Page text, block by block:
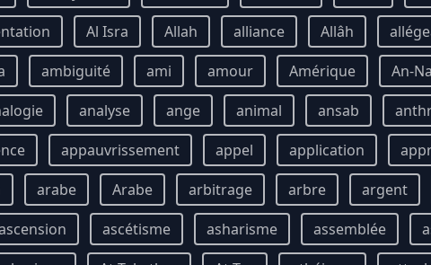
Al Isra Allah alliance Allâh
ambiguité ami amour Amérique An-
analyse ange animal ansab
appauvrissement appel application
arabe Arabe arbitrage arbre argent
ascétisme asharisme assemblée